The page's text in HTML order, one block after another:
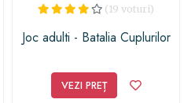
(19 voturi)
Joc adulti - Batalia Cuplurilor
VEZI PREȚ